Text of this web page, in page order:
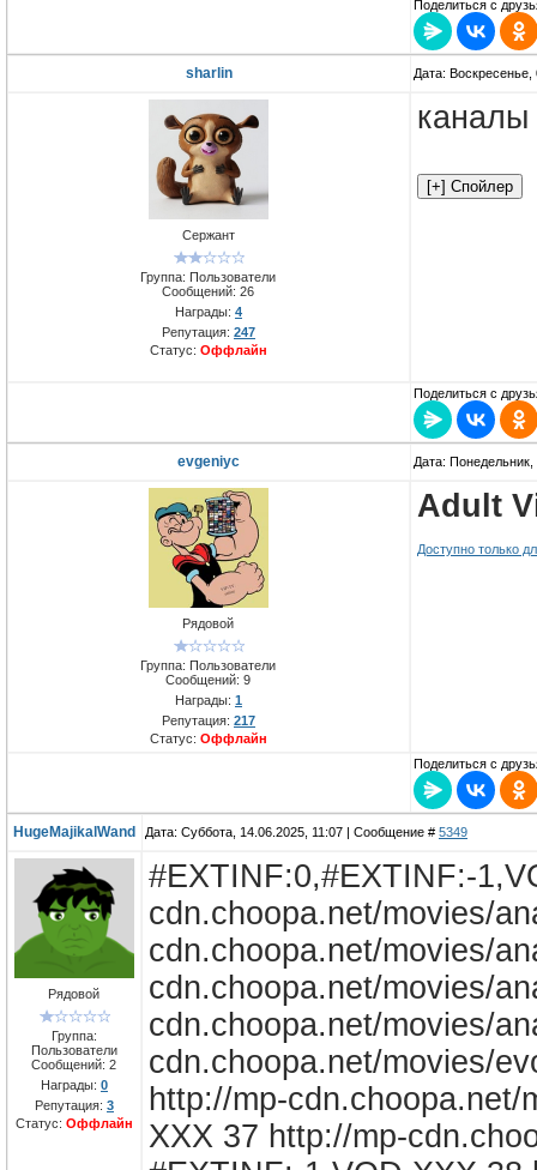
Поделиться с
sharlin Дата:
Сержант
Группа: Пользователи
Сообщений:26
Награды: 4
Репутация: 247
Статус: Оффлайн
каналы
Поделиться с
evgeniyc Дата:
Рядовой
Группа: Пользователи
Сообщений:9
Награды: 1
Репутация: 217
Статус: Оффлайн
Adult
Доступно только
Поделиться с
HugeMajikalWand Дата: Суббота, 14.06.2025, 11:07 | Сообщение # 5349
Рядовой
Группа:
Пользователи
Сообщений:2
Награды: 0
Репутация: 3
Статус: Оффлайн
#EXTINF:0,#EXTINF:-1,VOD XXX 31 http://mp-cdn.choopa.net/movies/anarchy/sweden2/02/sweden2_02_2500.wmv #EXTINF:-1,VOD XXX 32 http://mp-cdn.choopa.net/movies/anarchy/sweden2/03/sweden2_03_2500.wmv #EXTINF:-1,VOD XXX 33 http://mp-cdn.choopa.net/movies/anarchy/sweden2/04/sweden2_04_2500.wmv #EXTINF:-1,VOD XXX 34 http://mp-cdn.choopa.net/movies/anarchy/sweden2/05/sweden2_05_2500.wmv #EXTINF:-1,VOD XXX 35 http://mp-cdn.choopa.net/movies/evolutionerotica/assentials/01/assentials_01_2500.wmv #EXTINF:-1,VOD XXX 36 http://mp-cdn.choopa.net/movies/evolutionerotica/assentials/02/assentials_02_2500.wmv #EXTINF:-1,VOD XXX 37 http://mp-cdn.choopa.net/movies/evolutionerotica/assentials/03/assentials_03_2500.wmv #EXTINF:-1,VOD XXX 38 http://mp-cdn.choopa.net/movies/evolutionerotica/assentials/04/assentials_04_2500.wmv #EXTINF:-1,VOD XXX 39 http://mp-cdn.choopa.net/movies/evolutionerotica/assentials/05/assentials_05_2500.wmv #EXTINF:-1,VOD XXX 40 http://mp-cdn.choopa.net/movies/anarchy/xxxrated/01/xxxrated_01_2500.wmv #EXTINF:-1,VOD XXX 41 http://mp-cdn.choopa.net/movies/anarchy/xxxrated/02/xxxrated_02_2500.wmv #EXTINF:-1,VOD XXX 42 http://mp-cdn.choopa.net/movies/anarchy/xxxrated/03/xxxrated_03_2500.wmv #EXTINF:-1,VOD XXX 43 http://mp-cdn.choopa.net/movies/anarchy/xxxrated/04/xxxrated_04_2500.wmv #EXTINF:-1,VOD XXX 44 http://mp-cdn.choopa.net/movies/anarchy/xxxrated/05/xxxrated_05_2500.wmv #EXTINF:-1,VOD XXX 45 http://mp-cdn.choopa.net/movies/anarchy/xxxrated2/01/xxxrated2_01_2500.wmv #EXTINF:-1,VOD XXX 46 http://mp-cdn.choopa.net/movies/anarchy/xxxrated2/02/xxxrated2_02_2500.wmv #EXTINF:-1,VOD XXX 47 http://mp-cdn.choopa.net/movies/anarchy/xxxrated2/03/xxxrated2_03_2500.wmv #EXTINF:-1,VOD XXX 48 http://mp-cdn.choopa.net/movies/anarchy/xxxrated2/04/xxxrated2_04_2500.wmv #EXTINF:-1,VOD XXX 49 http://mp-cdn.choopa.net/movies/anarchy/xxxrated2/05/xxxrated2_05_2500.wmv #EXTINF:-1,VOD XXX 50 http://mp-cdn.choopa.net/movies/acidrain/asstoheels/01/asstoheels_01_2500.wmv #EXTINF:-1,VOD XXX 51 http://mp-cdn.choopa.net/movies/acidrain/asstoheels/02/asstoheels_02_2500.wmv #EXTINF:-1,VOD XXX 52 http://mp-cdn.choopa.net/movies/acidrain/asstoheels/03/asstoheels_03_2500.wmv #EXTINF:-1,VOD XXX 53 http://mp-cdn.choopa.net/movies/acidrain/asstoheels/04/asstoheels_04_2500.wmv #EXTINF:-1,VOD XXX 54 http://mp-cdn.choopa.net/movies/acidrain/asstoheels/05/asstoheels_05_2500.wmv #EXTINF:-1,VOD XXX 55 http://mp-cdn.choopa.net/movies/notorious/officesluts2/01/officesluts2_01_2500.wmv #EXTINF:-1,VOD XXX 56 http://mp-cdn.choopa.net/movies/notorious/officesluts2/02/officesluts2_02_2500.wmv #EXTINF:-1,VOD XXX 57 http://mp-cdn.choopa.net/movies/notorious/officesluts2/03/officesluts2_03_2500.wmv #EXTINF:-1,VOD XXX 58 http://mp-cdn.choopa.net/movies/notorious/officesluts2/04/officesluts2_04_2500.wmv #EXTINF:-1,VOD XXX 59 http://mp-cdn.choopa.net/movies/notorious/officesluts2/01/officesluts2_01_2500.wmv #EXTINF:-1,VOD XXX 60 http://mp-cdn.choopa.net/movies/notorious/officesluts2/02/officesluts2_02_2500.wmv #EXTINF:-1,VOD XXX 61 http://mp-cdn.choopa.net/movies/notorious/officesluts2/03/officesluts2_03_2500.wmv #EXTINF:-1,VOD XXX 62 http://mp-cdn.choopa.net/movies/notorious/officesluts2/04/officesluts2_04_2500.wmv #EXTINF:-1,VOD XXX 63 http://mp-cdn.choopa.net/movies/acidrain/gagmethenfuckme2/01/gagmethenfuckme2_01_2500.wmv #EXTINF:-1,VOD XXX 64 http://mp-cdn.choopa.net/movies/acidrain/gagmethenfuckme2/02/gagmethenfuckme2_02_2500.wmv #EXTINF:-1,VOD XXX 65 http://mp-cdn.choopa.net/movies/acidrain/gagmethenfuckme2/03/gagmethenfuckme2_03_2500.wmv #EXTINF:-1,VOD XXX 66 http://mp-cdn.choopa.net/movies/acidrain/gagmethenfuckme2/04/gagmethenfuckme2_04_2500.wmv #EXTINF:-1,VOD XXX 67 http://mp-cdn.choopa.net/movies/acidrain/gagmethenfuckme2/05/gagmethenfuckme2_05_2500.wmv #EXTINF:-1,VOD XXX 68 http://mp-cdn.choopa.net/movies/acidrain/tinychickssurecanfuck2/01/tinychickssurecanfuck2_01_2500.wmv #EXTINF:-1,VOD XXX 69 http://mp-cdn.choopa.net/movies/acidrain/tinychickssurecanfuck2/02/tinychickssurecanfuck2_02_2500.wmv #EXTINF:-1,VOD XXX 70 http://mp-cdn.choopa.net/movies/acidrain/tinychickssurecanfuck2/03/tinychickssurecanfuck2_03_2500.wmv #EXTINF:-1,VOD XXX 71 http://mp-cdn.choopa.net/movies/acidrain/tinychickssurecanfuck2/04/tinychickssurecanfuck2_04_2500.wmv #EXTINF:-1,VOD XXX 72 http://mp-cdn.choopa.net/movies/acidrain/tinychickssurecanfuck2/05/tinychickssurecanfuck2_05_2500.wmv #EXTINF:-1,VOD XXX 73 http://mp-cdn.choopa.net/movies/demolition/igotbanged4/01/igotbanged4_01_2500.wmv #EXTINF:-1,VOD XXX 74 http://mp-cdn.choopa.net/movies/demolition/igotbanged4/02/igotbanged4_02_2500.wmv #EXTINF:-1,VOD XXX 75 http://mp-cdn.choopa.net/movies/demolition/igotbanged4/03/igotbanged4_03_2500.wmv #EXTINF:-1,VOD XXX 76 http://mp-cdn.choopa.net/movies/acidrain/jamitallthewayupmyass2/01/jamitallthewayupmyass2_01_2500.wmv #EXTINF:-1,VOD XXX 77 http://mp-cdn.choopa.net/movies/acidrain/jamitallthewayupmyass2/02/jamitallthewayupmyass2_02_2500.wmv #EXTINF:-1,VOD XXX 78 http://mp-cdn.choopa.net/movies/acidrain/jamitallthewayupmyass2/03/jamitallthewayupmyass2_03_2500.wmv #EXTINF:-1,VOD XXX 79 http://mp-cdn.choopa.net/movies/acidrain/jamitallthewayupmyass2/04/jamitallthewayupmyass2_04_2500.wmv #EXTINF:-1,VOD XXX 80 http://mp-cdn.choopa.net/movies/acidrain/jamitallthewayupmyass2/05/jamitallthewayupmyass2_05_2500.wmv